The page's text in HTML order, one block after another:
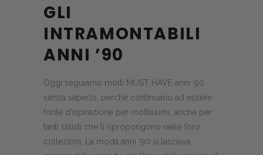
GLI
INTRAMONTABILI
ANNI ’90
Oggi seguiamo molti MUST HAVE anni '90
senza saperlo, perché continuano ad essere
fonte d'ispirazione per moltissimi, anche per
tanti stilisti che li ripropongono nelle loro
collezioni. La moda anni '90 si lasciava